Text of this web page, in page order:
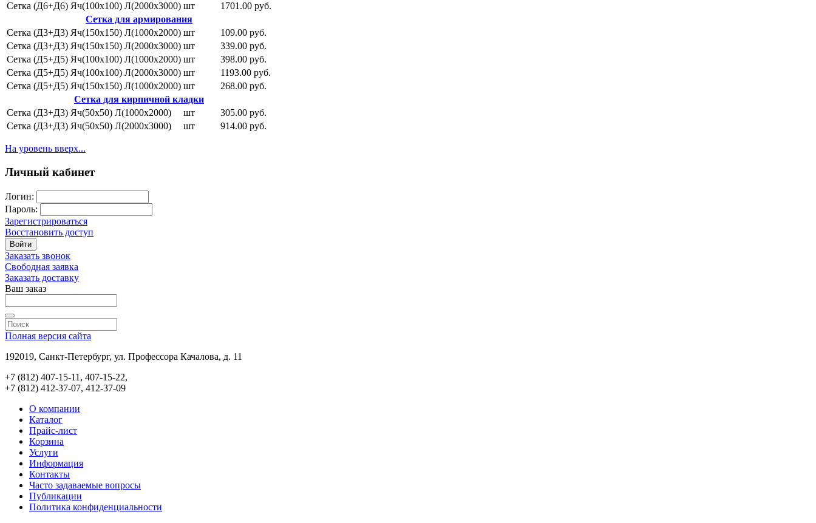
Сетка (Д6+Д6) Яч(100х100) Л(2000х3000) шт
1701.00 руб.
Сетка для армирования
Сетка (Д3+Д3) Яч(150х150) Л(1000х2000) шт
109.00 руб.
Сетка (Д3+Д3) Яч(150х150) Л(2000х3000) шт
339.00 руб.
Сетка (Д5+Д5) Яч(100х100) Л(1000х2000) шт
398.00 руб.
Сетка (Д5+Д5) Яч(100х100) Л(2000х3000) шт
1193.00 руб.
Сетка (Д5+Д5) Яч(150х150) Л(1000х2000) шт
268.00 руб.
Сетка для кирпичной кладки
Сетка (Д3+Д3) Яч(50х50) Л(1000х2000)
шт
305.00 руб.
Сетка (Д3+Д3) Яч(50х50) Л(2000х3000)
шт 914.00 руб.
На уровень вверх...
Личный кабинет
Логин:
Пароль:
Зарегистрироваться
Восстановить доступ
Войти
Заказать звонок
Свободная заявка
Заказать доставку
Ваш заказ
Полная версия сайта
192019, Санкт-Петербург, ул. Профессора Качалова, д. 11
+7 (812) 407-15-11, 407-15-22,
+7 (812) 412-37-07, 412-37-09
О компании
Каталог
Прайс-лист
Корзина
Услуги
Информация
Контакты
Часто задаваемые вопросы
Публикации
Политика конфиденциальности